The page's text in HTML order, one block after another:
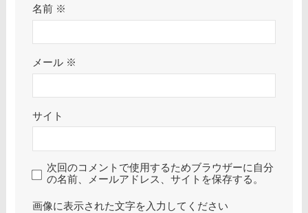
名前 ※
メール ※
サイト
次回のコメントで使用するためブラウザーに自分
の名前、メールアドレス、サイトを保存する。
画像に表示された文字を入力してください